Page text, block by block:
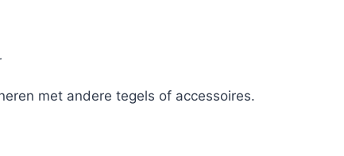
met andere tegels of accessoires.